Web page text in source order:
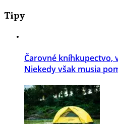
Tipy
Čarovné kníhkupectvo,
Niekedy však musia